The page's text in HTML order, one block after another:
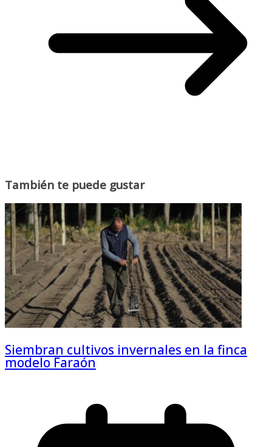
También te puede gustar
Siembran cultivos invernales en la finca
modelo Faraón